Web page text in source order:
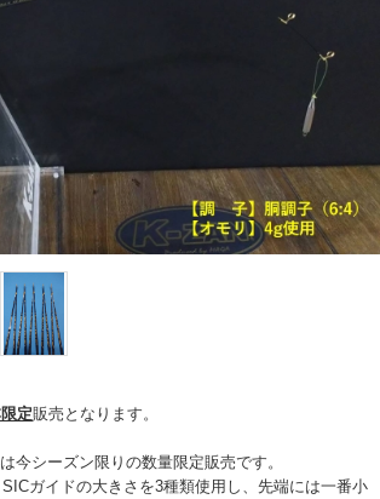
定販売となります。
今シーズン限りの数量限定販売です。
ガイドの大きさを3種類使用し、先端には一番小